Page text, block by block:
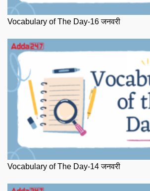
Vocabulary of The Day-16 जनवरी
Vocabulary of The Day-14 जनवरी